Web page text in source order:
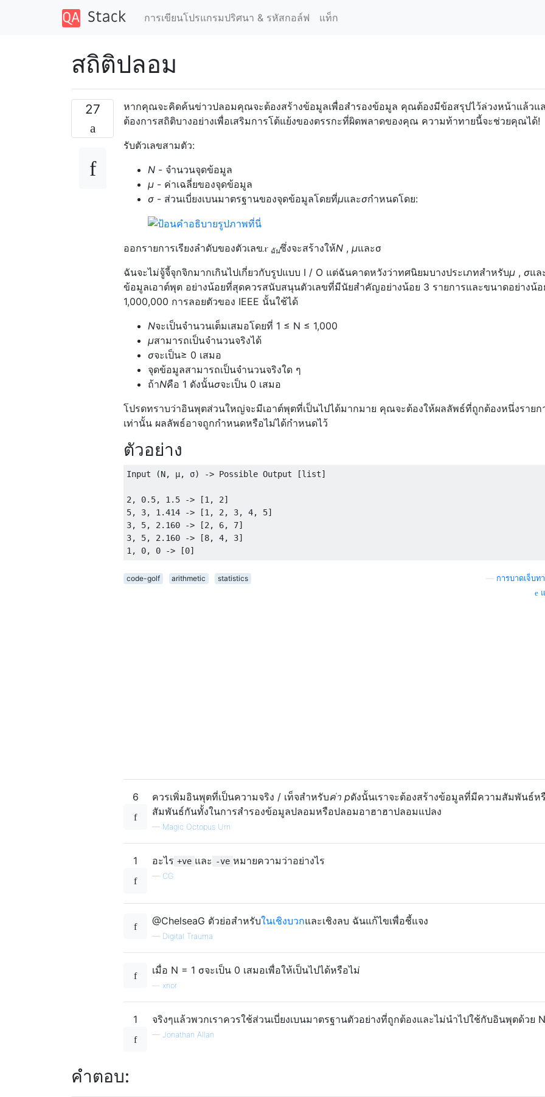
การเขียนโปรแกรมปริศนา & รหัสกอล์ฟ แท็ก
สถิติปลอม
27
หากคุณจะคิดค้นข่าวปลอมคุณจะต้องสร้างข้อมูลเพื่อสำรองข้อมูล คุณต้องมีข้อสรุปไว้ล่วงหน้าแล้ว
ต้องการสถิติบางอย่างเพื่อเสริมการโต้แย้งของตรรกะที่ผิดพลาดของคุณ ความท้าทายนี้จะช่วยคุณได้!
รับตัวเลขสามตัว:
N - จำนวนจุดข้อมูล
μ - ค่าเฉลี่ยของจุดข้อมูล
σ - ส่วนเบี่ยงเบนมาตรฐานของจุดข้อมูลโดยที่μและσกำหนดโดย:
ออกรายการเรียงลำดับของตัวเลข𝑥 ฉันซึ่งจะสร้างให้N , μและσ
ฉันจะไม่จู้จี้จุกจิกมากเกินไปเกี่ยวกับรูปแบบ I / O แต่ฉันคาดหวังว่าทศนิยมบางประเภทสำหรับμ , σแล
ข้อมูลเอาต์พุต อย่างน้อยที่สุดควรสนับสนุนตัวเลขที่มีนัยสำคัญอย่างน้อย 3 รายการและขนาดอย่างน้อ
1,000,000 การลอยตัวของ IEEE นั้นใช้ได้
Nจะเป็นจำนวนเต็มเสมอโดยที่ 1 ≤ N ≤ 1,000
μสามารถเป็นจำนวนจริงได้
σจะเป็น≥ 0 เสมอ
จุดข้อมูลสามารถเป็นจำนวนจริงใด ๆ
ถ้าNคือ 1 ดังนั้นσจะเป็น 0 เสมอ
โปรดทราบว่าอินพุตส่วนใหญ่จะมีเอาต์พุตที่เป็นไปได้มากมาย คุณจะต้องให้ผลลัพธ์ที่ถูกต้องหนึ่งรายก
เท่านั้น ผลลัพธ์อาจถูกกำหนดหรือไม่ได้กำหนดไว้
ตัวอย่าง
Input (N, μ, σ) -> Possible Output [list]
2, 0.5, 1.5 -> [1, 2]
5, 3, 1.414 -> [1, 2, 3, 4, 5]
3, 5, 2.160 -> [2, 6, 7]
3, 5, 2.160 -> [8, 4, 3]
code-golf arithmetic statistics
การบาดเจ็บท
6 ควรเพิ่มอินพุตที่เป็นความจริง / เท็จสำหรับค่า pดังนั้นเราจะต้องสร้างข้อมูลที่มีความสัมพันธ์ห
สัมพันธ์กันทั้งในการสำรองข้อมูลปลอมหรือปลอมอาฮาฮาปลอมแปลง
— Magic Octopus Urn
1 อะไร +ve และ -ve หมายความว่าอย่างไร
— CG
@ChelseaG ตัวย่อสำหรับในเชิงบวกและเชิงลบ ฉันแก้ไขเพื่อชี้แจง
— Digital Trauma
เมื่อ N = 1 σจะเป็น 0 เสมอเพื่อให้เป็นไปได้หรือไม่
xnor
1 จริงๆแล้วพวกเราควรใช้ส่วนเบี่ยงเบนมาตรฐานตัวอย่างที่ถูกต้องและไม่นำไปใช้กับอินพุตด้วย
— Jonathan Allan
คำตอบ: